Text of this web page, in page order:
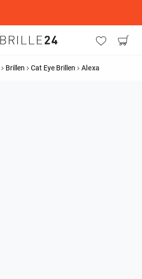
Brillen Cat Eye Brillen Alexa